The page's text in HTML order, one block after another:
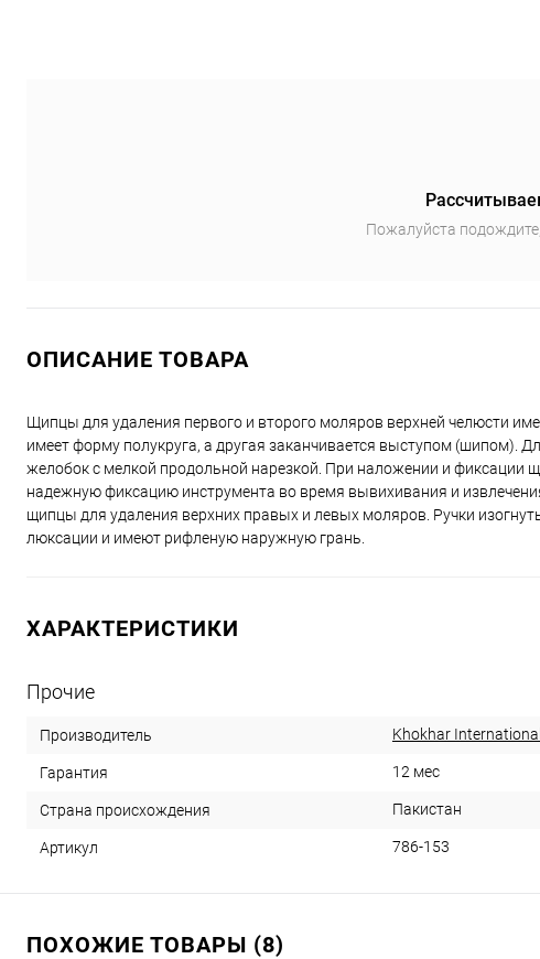
Пожалуйста
ОПИСАНИЕ ТОВАРА
Щипцы для удаления первого и второго моляров верхней челюсти
имеет форму полукруга, а другая заканчивается выступом (шипом).
желобок с мелкой продольной нарезкой. При наложении и
надежную фиксацию инструмента во время вывихивания и
щипцы для удаления верхних правых и левых моляров. Ручки
люксации и имеют рифленую наружную грань.
ХАРАКТЕРИСТИКИ
Прочие
Производитель Khokhar International
Гарантия 12 мес
Страна происхождения Пакистан
Артикул 786-153
ПОХОЖИЕ ТОВАРЫ (8)